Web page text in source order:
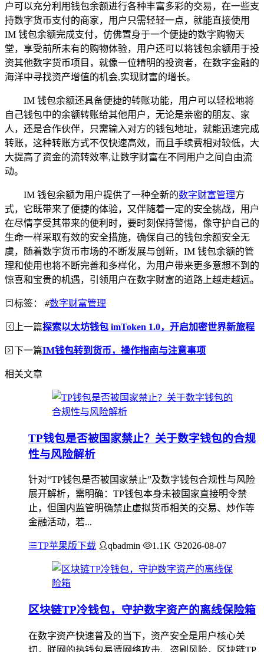
户可以充分利用钱包余额进行各种丰富多彩的交易，在一些支
持数字货币支付的商家，用户只需轻轻一点，就能直接使用
IM 钱包余额完成支付，仿佛置身于一个便捷的数字购物天
堂，享受前所未有的购物体验，用户还可以将钱包余额用于投
资其他数字货币项目，就像一位精明的投资者，在数字金融的
海洋中寻找资产增值的机会,实现财富的增长。
IM 钱包余额还具备便捷的转账功能，用户可以轻松地将
自己钱包中的余额转账给其他用户，无论是亲密的朋友、家
人，还是合作伙伴，只需输入对方的钱包地址，就能迅速完成
转账，这种转账方式不仅快速高效，而且手续费相对较低，大
大提高了资金的流转效率,让数字财富在不同用户之间自由流
动。
IM 钱包余额为用户提供了一种全新的数字财富管理方
式，它既带来了便捷的体验，又伴随着一定的安全挑战，用户
在尽情享受其带来的便利时，要时刻保持警惕，像守护自己的
生命一样采取有效的安全措施，确保自己的钱包余额安全无
虞，随着数字货币市场的不断发展与创新，IM 钱包余额的管
理和使用也将不断完善和多样化，为用户带来更多意想不到的
惊喜和宝贵的机遇，引领用户在数字财富的道路上越走越远。
标签： #数字财富管理
上一篇探索以太坊钱包 imToken 1.0，开启加密世界新旅程
下一篇IM钱包转到货币，操作指南与注意事项
相关文章
TP钱包是否被国家禁止？关于数字钱包的合规
性与风险解析
针对“TP钱包是否被国家禁止”及数字钱包合规性与风险
展开解析，需明确：TP钱包本身未被国家直接明令禁
止，但国内监管明确禁止虚拟货币相关的交易、炒作等
金融活动，若...
TP苹果版下载 qbadmin 1.1K 2026-08-07
区块链TP冷钱包，守护数字资产的离线保险箱
在数字资产快速普及的当下，资产安全是用户核心关
切，联网的热钱包易遭网络攻击、盗刷风险，区块链TP